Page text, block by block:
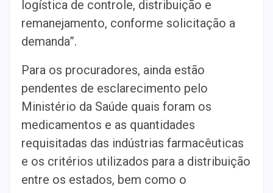
logística de controle, distribuição e
remanejamento, conforme solicitação a
demanda”.
Para os procuradores, ainda estão
pendentes de esclarecimento pelo
Ministério da Saúde quais foram os
medicamentos e as quantidades
requisitadas das indústrias farmacêuticas
e os critérios utilizados para a distribuição
entre os estados, bem como o